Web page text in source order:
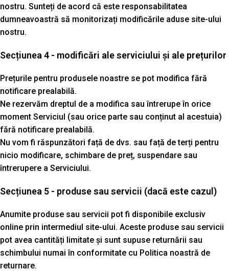
nostru. Sunteți de acord că este responsabilitatea
dumneavoastră să monitorizați modificările aduse site-ului
nostru.
Secțiunea 4 - modificări ale serviciului și ale prețurilor
Prețurile pentru produsele noastre se pot modifica fără
notificare prealabilă.
Ne rezervăm dreptul de a modifica sau întrerupe în orice
moment Serviciul (sau orice parte sau conținut al acestuia)
fără notificare prealabilă.
Nu vom fi răspunzători față de dvs. sau față de terți pentru
nicio modificare, schimbare de preț, suspendare sau
întrerupere a Serviciului.
Secțiunea 5 - produse sau servicii (dacă este cazul)
Anumite produse sau servicii pot fi disponibile exclusiv
online prin intermediul site-ului. Aceste produse sau servicii
pot avea cantități limitate și sunt supuse returnării sau
schimbului numai în conformitate cu Politica noastră de
returnare.